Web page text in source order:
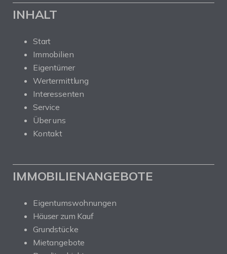
INHALT
Start
Immobilien
Eigentümer
Wertermittlung
Interessenten
Service
Über uns
Kontakt
IMMOBILIENANGEBOTE
Eigentumswohnungen
Häuser zum Kauf
Grundstücke
Mietangebote